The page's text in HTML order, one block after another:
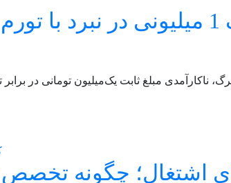
ناکارآمدی مبلغ ثابت یک‌میلیون تومانی در
اشتغال؛ چگونه تخصص